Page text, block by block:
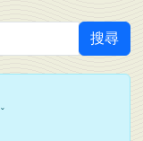
搜尋
ˇ